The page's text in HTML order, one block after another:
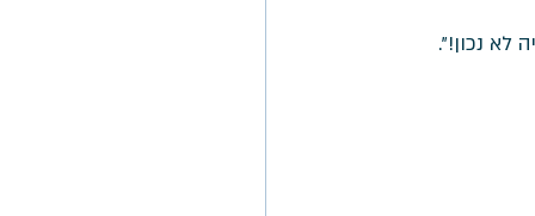
לא נכון!".